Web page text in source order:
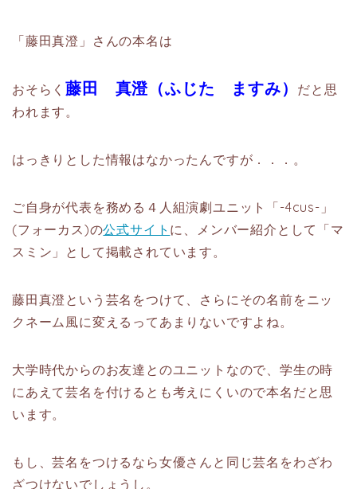
「藤田真澄」さんの本名は
おそらく藤田 真澄（ふじた ますみ）
だと思
われます。
はっきりとした情報はなかったんですが．．．。
ご自身が代表を務める４人組演劇ユニット「-4cus-」
(フォーカス)の公式サイト に、メンバー紹介として「マ
スミン」として掲載されています。
藤田真澄という芸名をつけて、さらにその名前をニッ
クネーム風に変えるってあまりないですよね。
大学時代からのお友達とのユニットなので、学生の時
にあえて芸名を付けるとも考えにくいので本名だと思
います。
もし、芸名をつけるなら女優さんと同じ芸名をわざわ
ざつけないでしょうし。